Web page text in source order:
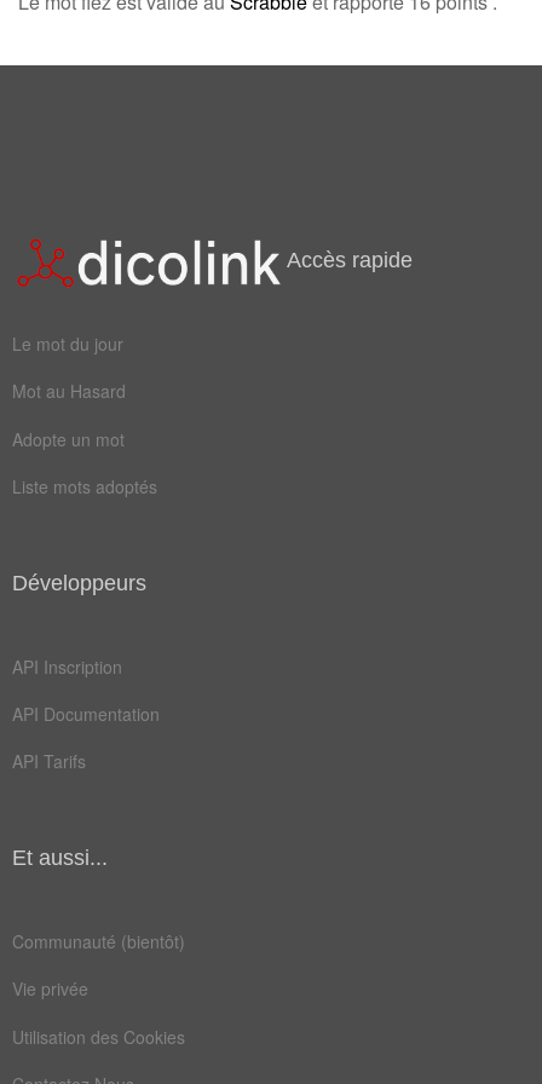
Mots liés par leur sémantique
tombeau
instinct
affectueux
angélique
apparences
jubilatoire
Accès rapide
Le mot du jour
Mot au Hasard
Adopte un mot
Liste mots adoptés
Développeurs
API Inscription
API Documentation
API Tarifs
Et aussi...
Communauté (bientôt)
Vie privée
Utilisation des Cookies